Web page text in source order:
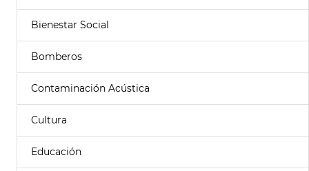
Bienestar Social
Bomberos
Contaminación Acústica
Cultura
Educación